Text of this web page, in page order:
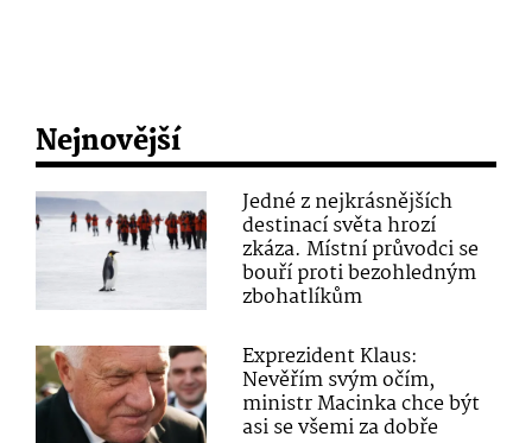
Nejnovější
Jedné z nejkrásnějších
destinací světa hrozí
zkáza. Místní průvodci se
bouří proti bezohledným
zbohatlíkům
Exprezident Klaus:
Nevěřím svým očím,
ministr Macinka chce být
asi se všemi za dobře